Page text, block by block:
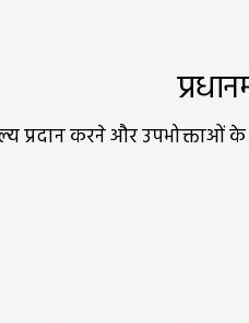
प्रदान करने और उपभोक्ताओं